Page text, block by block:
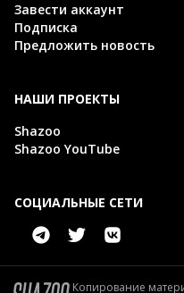
Завести аккаунт
Подписка
Предложить новость
НАШИ ПРОЕКТЫ
Shazoo
Shazoo YouTube
СОЦИАЛЬНЫЕ СЕТИ
Копирование